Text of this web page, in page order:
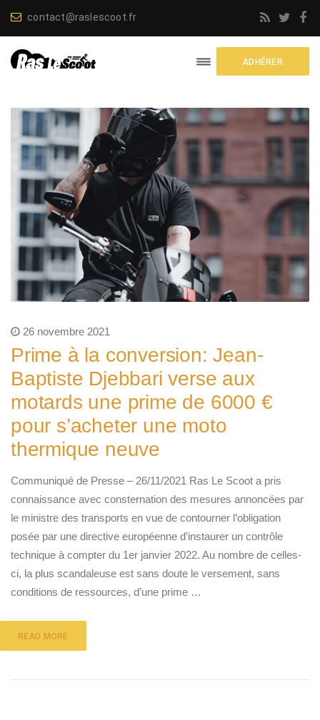
contact@raslescoot.fr
ADHÉRER
26 novembre 2021
Prime à la conversion: Jean-
Baptiste Djebbari verse aux
motards une prime de 6000 €
pour s’acheter une moto
thermique neuve
Communiqué de Presse – 26/11/2021 Ras Le Scoot a pris
connaissance avec consternation des mesures annoncées par
le ministre des transports en vue de contourner l’obligation
posée par une directive européenne d’instaurer un contrôle
technique à compter du 1er janvier 2022. Au nombre de celles-
ci, la plus scandaleuse est sans doute le versement, sans
conditions de ressources, d’une prime …
READ MORE